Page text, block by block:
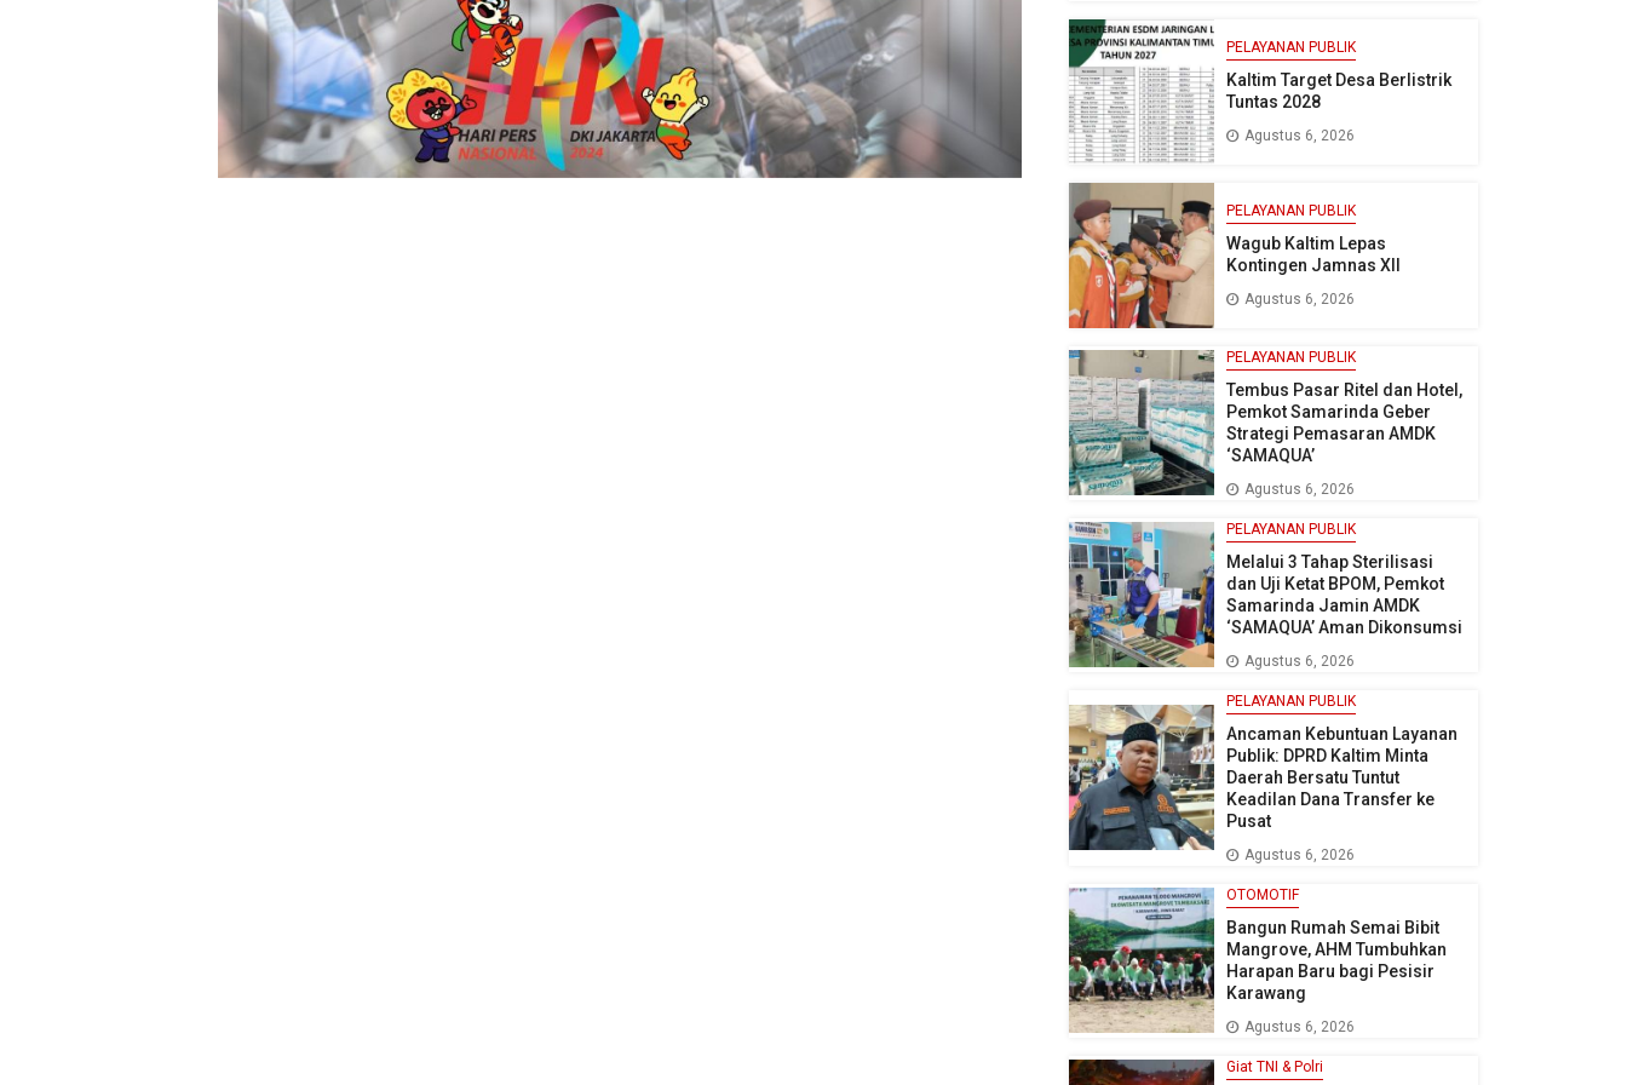
PELAYANAN PUBLIK
Kaltim Target Desa Berlistrik
Tuntas 2028
Agustus 6, 2026
PELAYANAN PUBLIK
Wagub Kaltim Lepas
Kontingen Jamnas XII
Agustus 6, 2026
PELAYANAN PUBLIK
Tembus Pasar Ritel dan Hotel,
Pemkot Samarinda Geber
Strategi Pemasaran AMDK
‘SAMAQUA’
Agustus 6, 2026
PELAYANAN PUBLIK
Melalui 3 Tahap Sterilisasi
dan Uji Ketat BPOM, Pemkot
Samarinda Jamin AMDK
‘SAMAQUA’ Aman Dikonsumsi
Agustus 6, 2026
PELAYANAN PUBLIK
Ancaman Kebuntuan Layanan
Publik: DPRD Kaltim Minta
Daerah Bersatu Tuntut
Keadilan Dana Transfer ke
Pusat
Agustus 6, 2026
OTOMOTIF
Bangun Rumah Semai Bibit
Mangrove, AHM Tumbuhkan
Harapan Baru bagi Pesisir
Karawang
Agustus 6, 2026
Giat TNI & Polri